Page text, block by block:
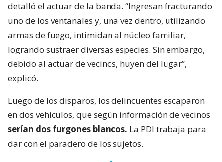
detalló el actuar de la banda. “Ingresan fracturando
uno de los ventanales y, una vez dentro, utilizando
armas de fuego, intimidan al núcleo familiar,
logrando sustraer diversas especies. Sin embargo,
debido al actuar de vecinos, huyen del lugar”,
explicó.
Luego de los disparos, los delincuentes escaparon
en dos vehículos, que según información de vecinos
serían dos furgones blancos. La PDI trabaja para
dar con el paradero de los sujetos.